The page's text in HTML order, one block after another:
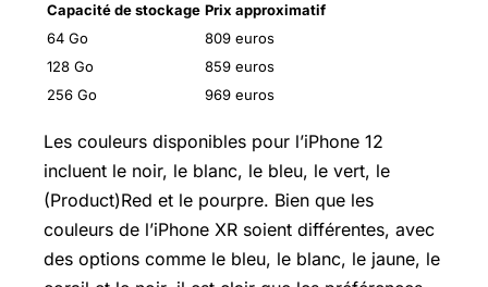
Capacité de stockage Prix approximatif
64 Go
809 euros
128 Go
859 euros
256 Go
969 euros
Les couleurs disponibles pour l’iPhone 12
incluent le noir, le blanc, le bleu, le vert, le
(Product)Red et le pourpre. Bien que les
couleurs de l’iPhone XR soient différentes, avec
des options comme le bleu, le blanc, le jaune, le